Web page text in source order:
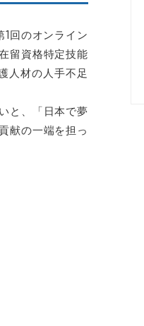
回のオンライン
留資格特定技能
人材の人手不足
と、「日本で夢
献の一端を担っ